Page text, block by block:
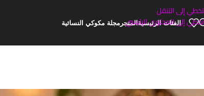
تخطي إلى التنقل
تخطي إلى المحتوى الرئيسي
الفئات الرئيسيةالمتجر مجلة مكوكي النسائية